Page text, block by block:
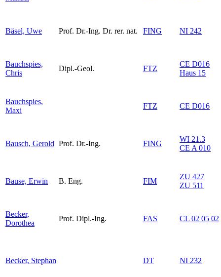
Bäsel, Uwe Prof. Dr.-Ing. Dr. rer. nat. FING NI 242
Bauchspies,
Chris
Dipl.-Geol. FTZ
CE D016
Haus 15
Bauchspies,
Maxi
FTZ CE D016
Bausch, Gerold Prof. Dr.-Ing. FING
WI 21.3
CE A 010
Bause, Erwin B. Eng. FIM
ZU 427
ZU 511
Becker,
Dorothea
Prof. Dipl.-Ing. FAS CL 02 05 02
Becker, Stephan DT NI 232